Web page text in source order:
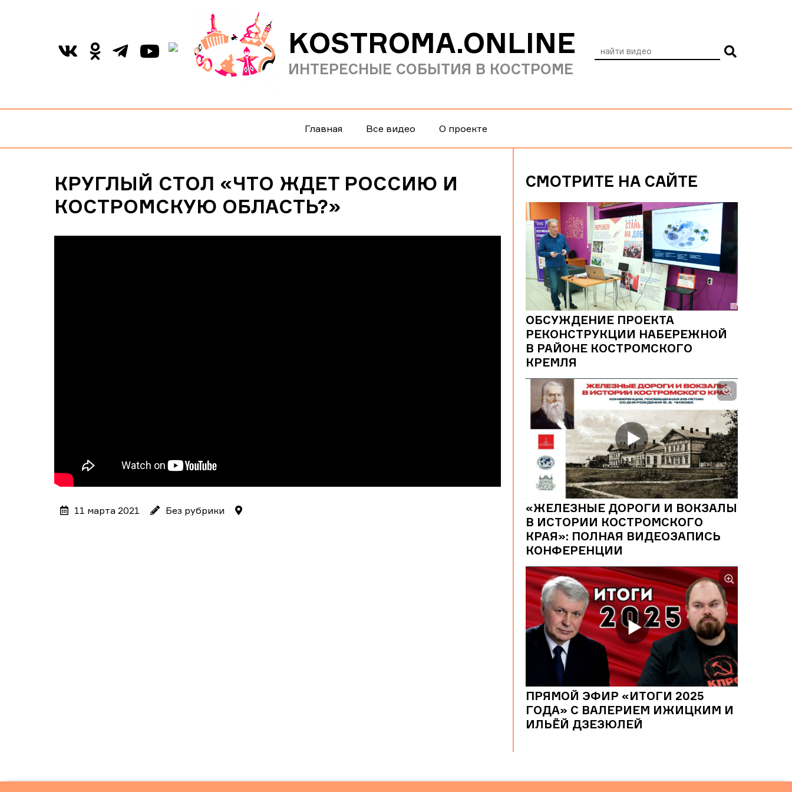
KOSTROMA.ONLINE
ИНТЕРЕСНЫЕ СОБЫТИЯ В КОСТРОМЕ
Главная Все видео О проекте
КРУГЛЫЙ СТОЛ «ЧТО ЖДЕТ РОССИЮ И
КОСТРОМСКУЮ ОБЛАСТЬ?»
11 марта 2021 Без рубрики
СМОТРИТЕ НА САЙТЕ
ОБСУЖДЕНИЕ ПРОЕКТА
РЕКОНСТРУКЦИИ НАБЕРЕЖНОЙ
В РАЙОНЕ КОСТРОМСКОГО
КРЕМЛЯ
«ЖЕЛЕЗНЫЕ ДОРОГИ И ВОКЗАЛЫ
В ИСТОРИИ КОСТРОМСКОГО
КРАЯ»: ПОЛНАЯ ВИДЕОЗАПИСЬ
КОНФЕРЕНЦИИ
ПРЯМОЙ ЭФИР «ИТОГИ 2025
ГОДА» С ВАЛЕРИЕМ ИЖИЦКИМ И
ИЛЬЁЙ ДЗЕЗЮЛЕЙ